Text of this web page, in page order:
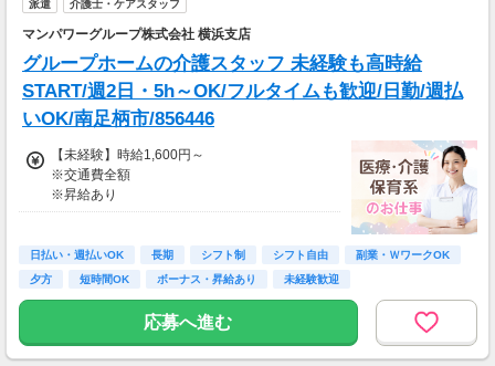
※資格手当あり（時給50円～UP/資格の種類に
よって異なる）
支払方法：日払い・週払い
※日払いも週払いOK（規定あり）
（稼働開始時は手続き完了次第となります）
週払い：金曜日締め最短翌週火曜日にお給料GE
T♪
※交通費：別途全額支給
派遣 介護士・ケアスタッフ
マンパワーグループ株式会社 横浜支店
グループホームの介護スタッフ 未経験も高時給
START/週2日・5h～OK/フルタイムも歓迎/日勤/週払
いOK/南足柄市/856446
【未経験】時給1,600円～
※交通費全額
※昇給あり
◎日勤／未経験の場合
・日収(1,600*8)円（時給1,600円×8h）
日払い・週払いOK 長期 シフト制 シフト自由
副業・ＷワークOK
夕方
短時間OK ボーナス・昇給あり 未経験歓迎
応募へ進む